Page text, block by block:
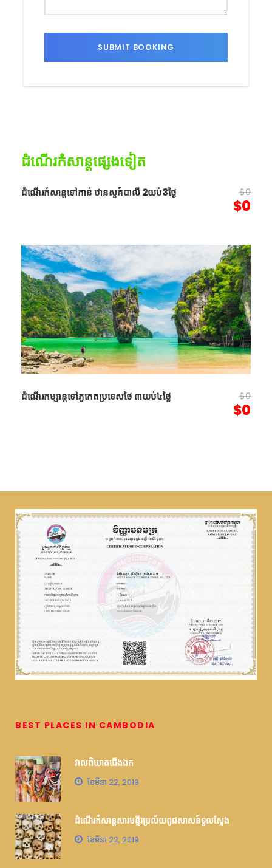
ដំណើរកំសាន្ដផ្សេងទៀត
ដំណើរកំសាន្តទៅកាន់ ឋានសួគ៍បាលី 2យប់3ថ្ងៃ $0
$0
ដំណើរកម្សាន្តទៅភូកេតប្រ​ទេសថៃ ៣យប់៤ថ្ងៃ $0
$0
BEST PLACES IN CAMBODIA
វាលពិឃាតជើងឯក
ខែ​មីនា 22, 2019
ដំណើរកំសាន្តសារមន្ទីរប្រល័យពូជសាសន៍ទួលស្លែង
ខែ​មីនា 22, 2019